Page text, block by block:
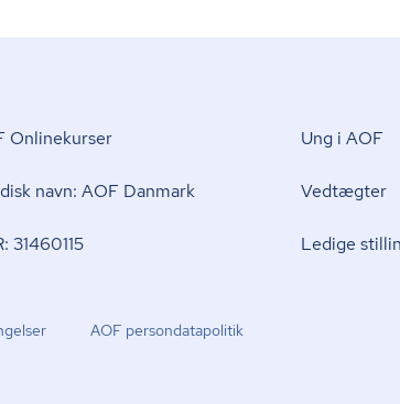
Onlinekurser
navn: AOF Danmark
31460115
Ung i AOF
Vedtægter
Ledige
AOF per­son­da­ta­po­li­tik